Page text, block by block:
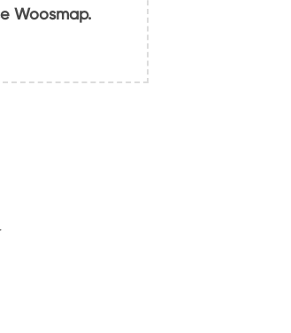
Woosmap.